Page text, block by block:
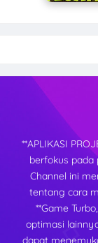
**APLIKASI
berfokus
Channel ini
tentang cara
**Game
optimasi
dapat